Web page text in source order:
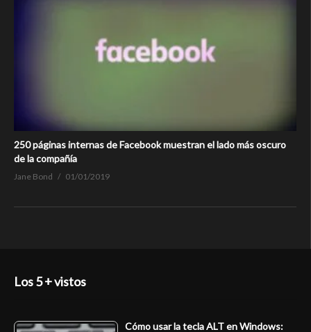
250 páginas internas de Facebook muestran el lado más oscuro
de la compañía
Jane Bond 01/01/2019
Los 5 + vistos
Cómo usar la tecla ALT en Windows: